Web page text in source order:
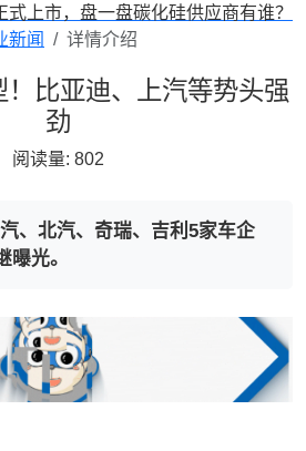
上市，盘一盘碳化硅供应商有谁？
新闻 详情介绍
！比亚迪、上汽等势头强
劲
阅读量: 802
、北汽、奇瑞、吉利5家车企
曝光。